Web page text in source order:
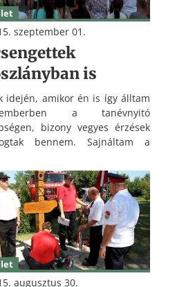
szeptember 01.
is
idején, amikor én is így álltam
a tanévnyitó
bizony vegyes érzések
bennem. Sajnáltam a
a kirándulásokat, magát a
Aztán egyszercsak a
kötöttük be, és ragasztottuk
mert az iskolakezdés
a küszöbön. És olyankor
a kíváncsiság, a magasabb
lépés izgalma.
augusztus 30.